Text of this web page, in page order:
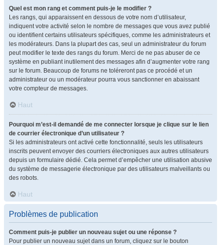
Quel est mon rang et comment puis-je le modifier ?
Les rangs, qui apparaissent en dessous de votre nom d’utilisateur,
indiquent votre activité selon le nombre de messages que vous avez publié
ou identifient certains utilisateurs spécifiques, comme les administrateurs et
les modérateurs. Dans la plupart des cas, seul un administrateur du forum
peut modifier le texte des rangs du forum. Merci de ne pas abuser de ce
système en publiant inutilement des messages afin d’augmenter votre rang
sur le forum. Beaucoup de forums ne toléreront pas ce procédé et un
administrateur ou un modérateur pourra vous sanctionner en abaissant
votre compteur de messages.
Haut
Pourquoi m’est-il demandé de me connecter lorsque je clique sur le lien
de courrier électronique d’un utilisateur ?
Si les administrateurs ont activé cette fonctionnalité, seuls les utilisateurs
inscrits peuvent envoyer des courriers électroniques aux autres utilisateurs
depuis un formulaire dédié. Cela permet d’empêcher une utilisation abusive
du système de messagerie électronique par des utilisateurs malveillants ou
des robots.
Haut
Problèmes de publication
Comment puis-je publier un nouveau sujet ou une réponse ?
Pour publier un nouveau sujet dans un forum, cliquez sur le bouton